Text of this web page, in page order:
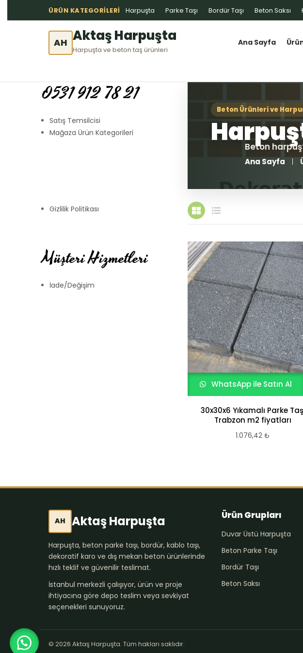
ÜRÜN KATEGORILERI Harpuşta Parke Taşı Bordür Taşı Beton Saksı
AH Aktaş Harpuşta
Harpuşta ve beton taş ürünleri
Ana Sayfa
0531 912 78 21
Satış Temsilcisi
Mağaza Ürün Kategorileri
Gizlilik Politikası
Müşteri Hizmetleri
İade/Değişim
Ana Sayfa
WhatsApp ile Satın Al
30x30x6 Yıkamalı Parke
Trabzon m2 fiyatları
1.076,42₺
AH Aktaş Harpuşta
Harpuşta, beton parke taşı, bordür, kablo taşı,
dekoratif karo ve dış mekan beton ürünlerinde
hızlı teklif ve güvenilir teslimat.
İstanbul merkezli çalışıyor, ürün ve proje
ihtiyacına göre depo teslim veya sevkiyat
seçenekleri sunuyoruz.
Ürün Grupları
Duvar Üstü Harpuşta
Beton Parke Taşı
Bordür Taşı
Beton Saksı
© 2026 Aktaş Harpuşta. Tüm hakları saklıdır.